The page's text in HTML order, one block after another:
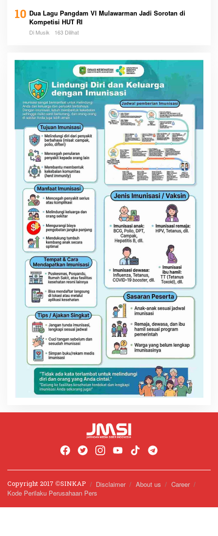
10 Dua Lagu Pangdam VI Mulawarman Jadi Sorotan di
Kompetisi HUT RI
Di Musik 163 Dilihat
Copyright 2017 ©️SINKAP Disclaimer About us
Career
Kode Perilaku Perusahaan Pers